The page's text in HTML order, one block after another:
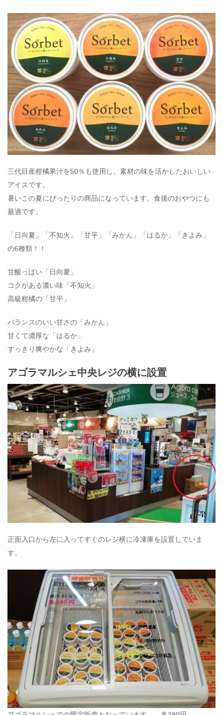
三代目産柑橘果汁を50％も使用し、素材の味を活かしたおいしい
アイスです。
暑いこの夏にぴったりの商品になっています。食後のおやつにも
最適です。
「日向夏」「不知火」「甘平」「みかん」「はるか」「きよみ」
の6種類！！
甘酸っぱい「日向夏」
コクがある濃い味「不知火」
高級柑橘の「甘平」
バランスのいい甘さの「みかん」
甘くて濃厚な「はるか」
すっきり爽やかな「きよみ」
アゴラマルシェ中央レジの横に設置
正面入口から左に入ってすぐのレジ横に冷凍庫を設置していま
す。